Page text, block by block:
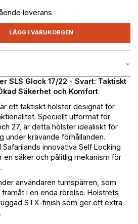
leverans
LÄGG I VARUKORGEN
SLS Glock 17/22 - Svart: Taktiskt
Säkerhet och Komfort
ett taktiskt hölster designat för
Speciellt utformat för
27, är detta hölster idealiskt för
under krävande förhållanden.
innovativa Self Locking
en säker och pålitlig mekanism för
användaren tumspärren, som
i en enda rörelse. Hölstrets
STX-finish som ger ett extra